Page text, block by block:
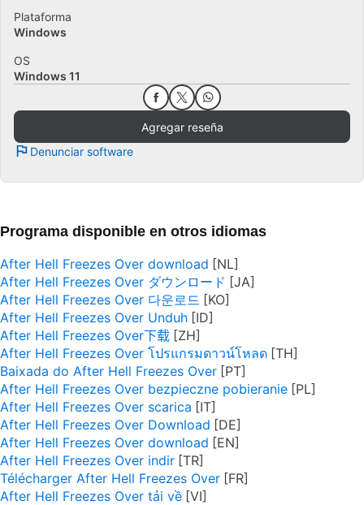
Plataforma
Windows
OS
Windows 11
Agregar reseña
Denunciar software
Programa disponible en otros idiomas
After Hell Freezes Over download
After Hell Freezes Over ダウンロード
After Hell Freezes Over 다운로드
After Hell Freezes Over Unduh
After Hell Freezes Over下载
After Hell Freezes Over โปรแกรมดาวน์โหลด
Baixada do After Hell Freezes Over
After Hell Freezes Over bezpieczne pobieranie
After Hell Freezes Over scarica
After Hell Freezes Over Download
After Hell Freezes Over download
After Hell Freezes Over indir
Télécharger After Hell Freezes Over
After Hell Freezes Over tải về